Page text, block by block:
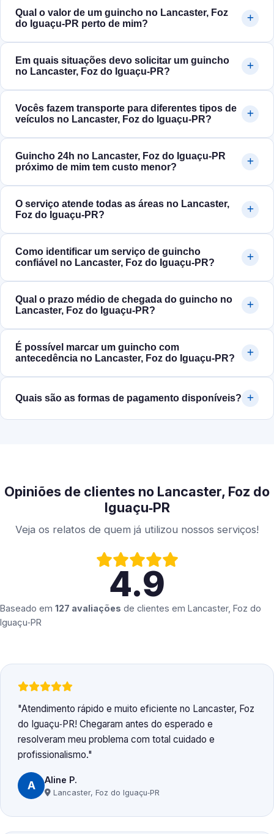
Qual o valor de um guincho no Lancaster, Foz
do Iguaçu‑PR perto de mim?
Em quais situações devo solicitar um guincho
no Lancaster, Foz do Iguaçu‑PR?
Vocês fazem transporte para diferentes tipos de
veículos no Lancaster, Foz do Iguaçu‑PR?
Guincho 24h no Lancaster, Foz do Iguaçu‑PR
próximo de mim tem custo menor?
O serviço atende todas as áreas no Lancaster,
Foz do Iguaçu‑PR?
Como identificar um serviço de guincho
confiável no Lancaster, Foz do Iguaçu‑PR?
Qual o prazo médio de chegada do guincho no
Lancaster, Foz do Iguaçu‑PR?
É possível marcar um guincho com
antecedência no Lancaster, Foz do Iguaçu‑PR?
Quais são as formas de pagamento disponíveis?
Opiniões de clientes no Lancaster, Foz do
Iguaçu‑PR
Veja os relatos de quem já utilizou nossos serviços!
4.9
Baseado em 127 avaliações de clientes em Lancaster, Foz do
Iguaçu‑PR
Atendimento rápido e muito eficiente no Lancaster, Foz
do Iguaçu‑PR! Chegaram antes do esperado e
resolveram meu problema com total cuidado e
profissionalismo.
A Aline P.
Lancaster, Foz do Iguaçu‑PR